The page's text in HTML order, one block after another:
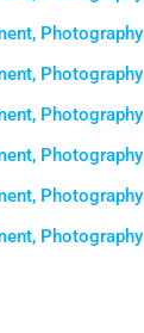
Photography
Photography
Photography
Photography
Photography
Photography